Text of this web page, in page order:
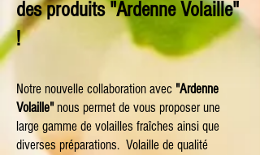
des produits "Ardenne Volaille"
!
Notre nouvelle collaboration avec "Ardenne
Volaille"nous permet de vous proposer une
large gamme de volailles fraîches ainsi que
diverses préparations. Volaille de qualité